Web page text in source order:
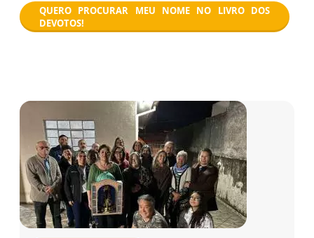
QUERO PROCURAR MEU NOME NO LIVRO DOS
DEVOTOS!